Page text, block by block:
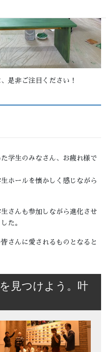
是非ご注目ください！
学生のみなさん、お疲れ様で
ホールを懐かしく感じながら
さんも参加しながら進化させ
た。
さんに愛されるものとなると
見つけよう。叶